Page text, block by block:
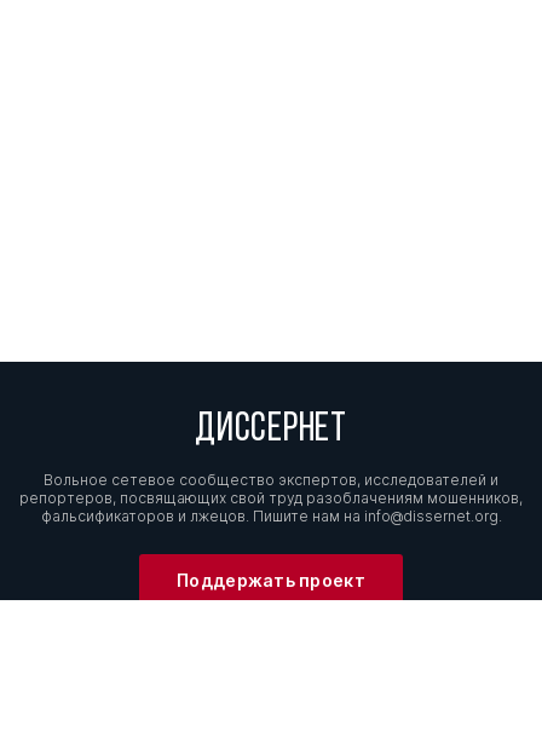
ДИССЕРНЕТ
Вольное сетевое сообщество экспертов, исследователей и
репортеров, посвящающих свой труд разоблачениям мошенников,
фальсификаторов и лжецов. Пишите нам на info@dissernet.org.
Поддержать проект